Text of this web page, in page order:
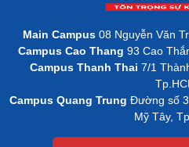
Main Campus 08 Nguyễn Văn
Campus Cao Thang 93 Cao
Campus Thanh Thai 7/1
Campus Quang Trung Đường số
Mỹ Tây,